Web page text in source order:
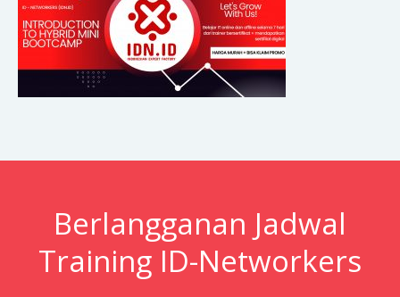
Berlangganan Jadwal
Training ID-Networkers